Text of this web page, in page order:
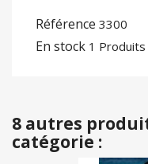
Référence 3300
En stock 1 Produits
8 autres
catégorie :